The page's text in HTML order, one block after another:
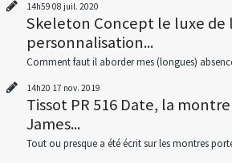
14h59 08 juil. 2020
Skeleton Concept le luxe de
personnalisation...
Comment faut il aborder mes (longues)
14h20 17 nov. 2019
Tissot PR 516 Date, la
James...
Tout ou presque a été écrit sur les montres